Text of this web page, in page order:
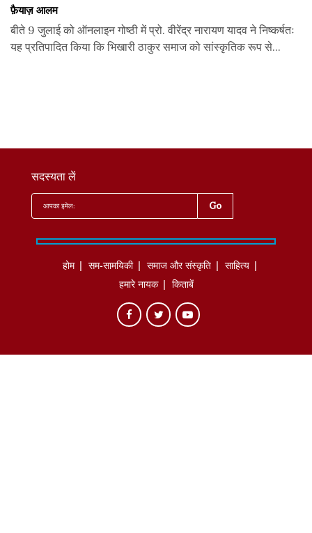
फ़ैयाज़ आलम
बीते 9 जुलाई को ऑनलाइन गोष्ठी में प्रो. वीरेंद्र नारायण यादव ने निष्कर्षतः
यह प्रतिपादित किया कि भिखारी ठाकुर समाज को सांस्कृतिक रूप से...
सदस्यता लें
होम सम-सामयिकी समाज और संस्कृति
साहित्‍य
हमारे नायक
किताबें